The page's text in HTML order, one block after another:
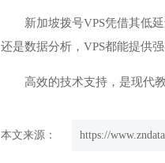
新加坡拨号VPS凭借其低
还是数据分析，VPS都能提供
高效的技术支持，是现代
本文来源： https://